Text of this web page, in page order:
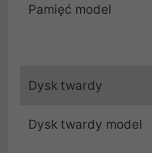
Pamięć model
Dysk twardy
Dysk twardy model